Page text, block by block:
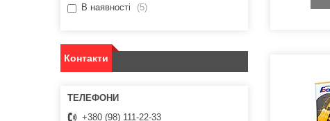
В наявності
5
Контакти
+380 (98) 111-22-33